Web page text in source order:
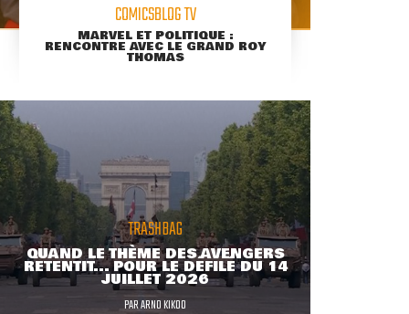
COMICSBLOG TV
MARVEL ET POLITIQUE :
RENCONTRE AVEC LE GRAND ROY
THOMAS
TRASHBAG
QUAND LE THÈME DES AVENGERS
RETENTIT... POUR LE DÉFILÉ DU 14
JUILLET 2026
PARARNO KIKOO